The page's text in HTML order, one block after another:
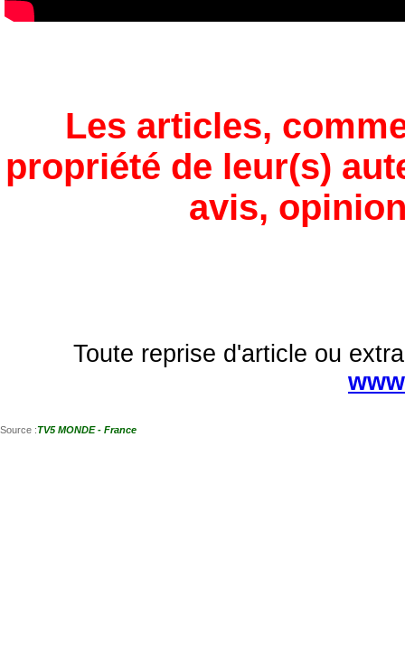
Les articles,
propriété de leur(s)
avis,
Toute reprise d'article ou
Source :TV5 MONDE - France